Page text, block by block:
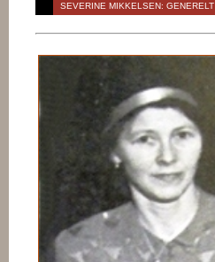
SEVERINE MIKKELSEN: GENERELT